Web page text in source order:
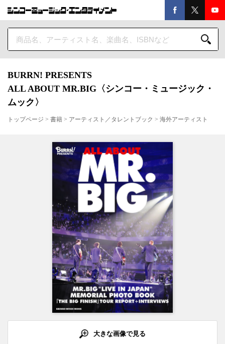
BURRN! PRESENTS
ALL ABOUT MR.BIG〈シンコー・ミュージック・
ムック〉
トップページ > 書籍 > アーティスト／タレントブック > 海外アーティスト
大きな画像で見る